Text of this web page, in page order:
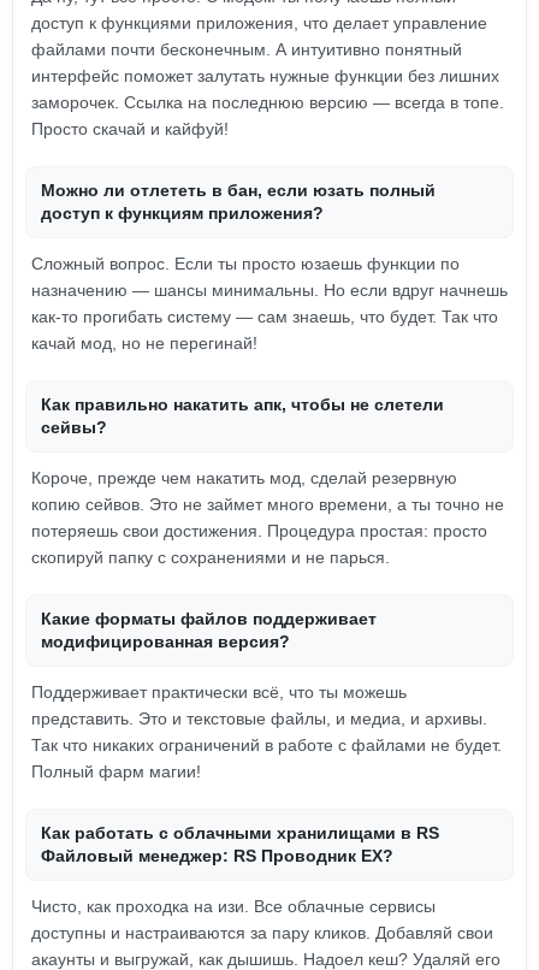
доступ к функциями приложения, что делает управление
файлами почти бесконечным. А интуитивно понятный
интерфейс поможет залутать нужные функции без лишних
заморочек. Ссылка на последнюю версию — всегда в топе.
Просто скачай и кайфуй!
Можно ли отлететь в бан, если юзать полный
доступ к функциям приложения?
Сложный вопрос. Если ты просто юзаешь функции по
назначению — шансы минимальны. Но если вдруг начнешь
как-то прогибать систему — сам знаешь, что будет. Так что
качай мод, но не перегинай!
Как правильно накатить апк, чтобы не слетели
сейвы?
Короче, прежде чем накатить мод, сделай резервную
копию сейвов. Это не займет много времени, а ты точно не
потеряешь свои достижения. Процедура простая: просто
скопируй папку с сохранениями и не парься.
Какие форматы файлов поддерживает
модифицированная версия?
Поддерживает практически всё, что ты можешь
представить. Это и текстовые файлы, и медиа, и архивы.
Так что никаких ограничений в работе с файлами не будет.
Полный фарм магии!
Как работать с облачными хранилищами в RS
Файловый менеджер: RS Проводник EX?
Чисто, как проходка на изи. Все облачные сервисы
доступны и настраиваются за пару кликов. Добавляй свои
акаунты и выгружай, как дышишь. Надоел кеш? Удаляй его